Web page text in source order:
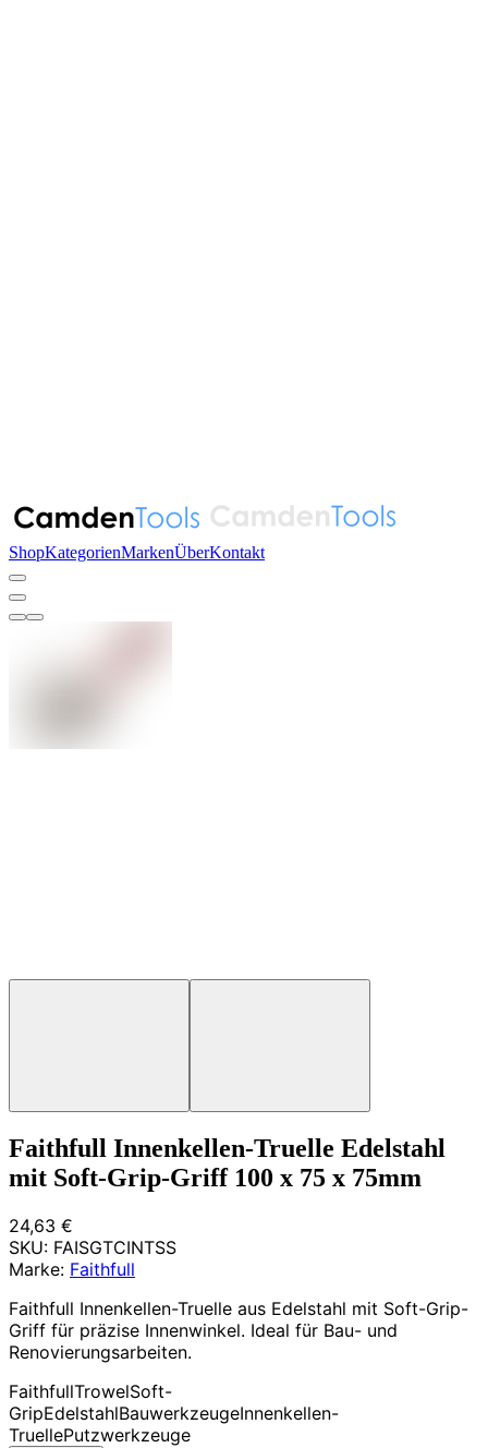
ShopKategorienMarkenÜberKontakt
Faithfull Innenkellen-Truelle Edelstahl
mit Soft-Grip-Griff 100 x 75 x 75mm
24,63 €
SKU: FAISGTCINTSS
Marke: Faithfull
Faithfull Innenkellen-Truelle aus Edelstahl mit Soft-Grip-
Griff für präzise Innenwinkel. Ideal für Bau- und
Renovierungsarbeiten.
FaithfullTrowelSoft-
GripEdelstahlBauwerkzeugeInnenkellen-
TruellePutzwerkzeuge